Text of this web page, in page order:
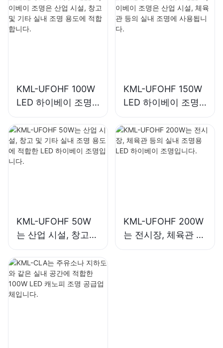
KML-UFOHF 100W
LED 하이베이 조명
은 산업 시설, 창고
및 기타 실내 조명 용
도에 적합합니다.
KML-UFOHF 150W
LED 하이베이 조명
은 산업 시설, 체육관
등의 실내 조명에 사
용됩니다.
KML-UFOHF 50W
는 산업 시설, 창고
및 기타 실내 조명 용
도에 적합한 LED 하
이베이 조명입니다.
KML-UFOHF 200W
는 전시장, 체육관 등
의 실내 조명용 LED